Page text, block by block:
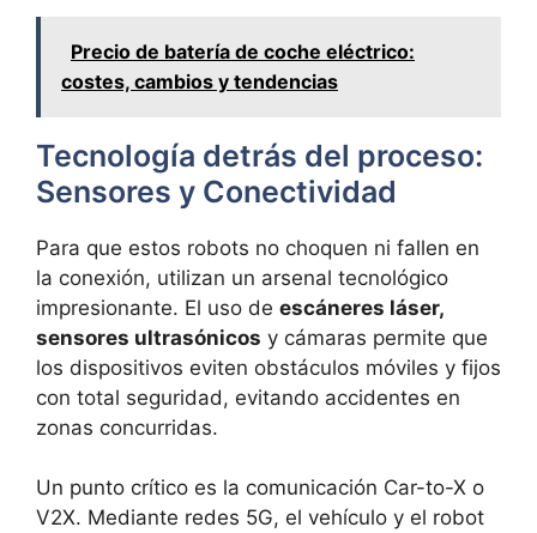
Precio de batería de coche eléctrico:
costes, cambios y tendencias
Tecnología detrás del proceso:
Sensores y Conectividad
Para que estos robots no choquen ni fallen en
la conexión, utilizan un arsenal tecnológico
impresionante. El uso de escáneres láser,
sensores ultrasónicos y cámaras permite que
los dispositivos eviten obstáculos móviles y fijos
con total seguridad, evitando accidentes en
zonas concurridas.
Un punto crítico es la comunicación Car-to-X o
V2X. Mediante redes 5G, el vehículo y el robot